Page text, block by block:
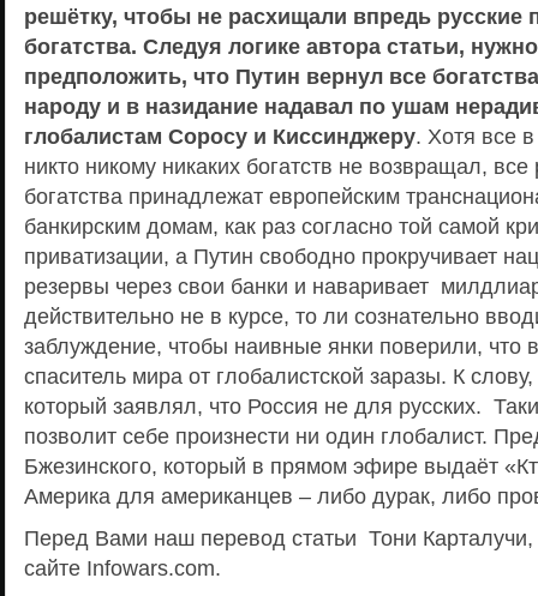
решётку, чтобы не расхищали впредь русские
богатства. Следуя логике автора статьи,
предположить, что Путин вернул все
народу и в назидание надавал по ушам
глобалистам Соросу и Киссинджеру. Хотя все
никто никому никаких богатств не возвращал,
богатства принадлежат европейским
банкирским домам, как раз согласно той самой
приватизации, а Путин свободно прокручивает
резервы через свои банки и наваривает
действительно не в курсе, то ли сознательно
заблуждение, чтобы наивные янки поверили, что
спаситель мира от глобалистской заразы. К
который заявлял, что Россия не для русских.
позволит себе произнести ни один глобалист.
Бжезинского, который в прямом эфире выдаёт
Америка для американцев – либо дурак, либо
Перед Вами наш перевод статьи Тони Карталучи,
сайте Infowars.com.